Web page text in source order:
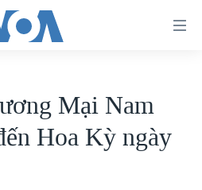
Mại Nam
Hoa Kỳ ngày